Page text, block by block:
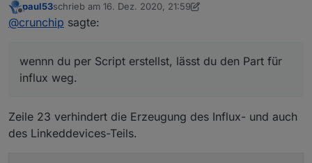
        "number_min": "",
        "number_max": "",
        "number_to_boolean_condition": "",
        "number_to_boolean_value_true": "",
        "number_to_duration_format": "",
erstellst, lässt du den Part für influx weg.
Wenn der DP dann angelegt ist, rechts auf den
paul53schrieb am 16. Dez. 2020, 21:59
zuletzt editiert von paul53
@crunchip sagte:
wennn du per Script erstellst, lässt du den Part für
influx weg.
Zeile 23 verhindert die Erzeugung des Influx- und auch
des Linkeddevices-Teils.